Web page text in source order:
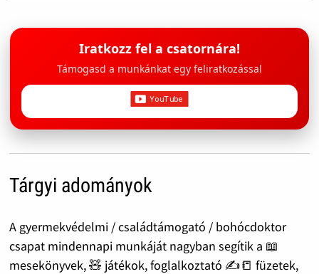
Iratkozz fel a csatornára!
Támogasd a munkánkat egy feliratkozással
Tárgyi adományok
A gyermekvédelmi / családtámogató / bohócdoktor
csapat mindennapi munkáját nagyban segítik a 📖
mesekönyvek, 🧸 játékok, foglalkoztató ✍️📒 füzetek,